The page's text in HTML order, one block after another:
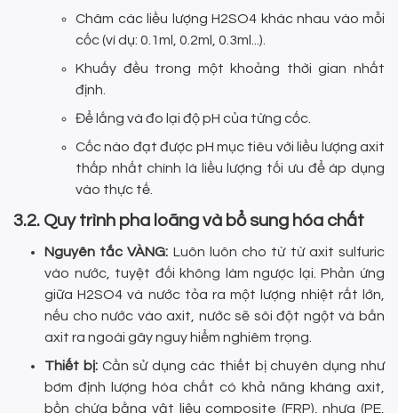
Châm các liều lượng H2SO4 khác nhau vào mỗi
cốc (ví dụ: 0.1ml, 0.2ml, 0.3ml...).
Khuấy đều trong một khoảng thời gian nhất
định.
Để lắng và đo lại độ pH của từng cốc.
Cốc nào đạt được pH mục tiêu với liều lượng axit
thấp nhất chính là liều lượng tối ưu để áp dụng
vào thực tế.
3.2. Quy trình pha loãng và bổ sung hóa chất
Nguyên tắc VÀNG: Luôn luôn cho từ từ axit sulfuric
vào nước, tuyệt đối không làm ngược lại. Phản ứng
giữa H2SO4 và nước tỏa ra một lượng nhiệt rất lớn,
nếu cho nước vào axit, nước sẽ sôi đột ngột và bắn
axit ra ngoài gây nguy hiểm nghiêm trọng.
Thiết bị:Cần sử dụng các thiết bị chuyên dụng như
bơm định lượng hóa chất có khả năng kháng axit,
bồn chứa bằng vật liệu composite (FRP), nhựa (PE,